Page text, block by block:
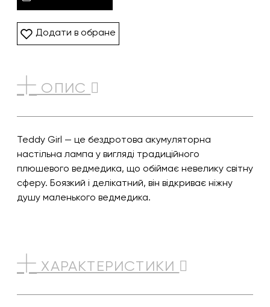
Додати в обране
ОПИС
Teddy Girl — це бездротова акумуляторна
настільна лампа у вигляді традиційного
плюшевого ведмедика, що обіймає невелику світну
сферу. Боязкий і делікатний, він відкриває ніжну
душу маленького ведмедика.
ХАРАКТЕРИСТИКИ